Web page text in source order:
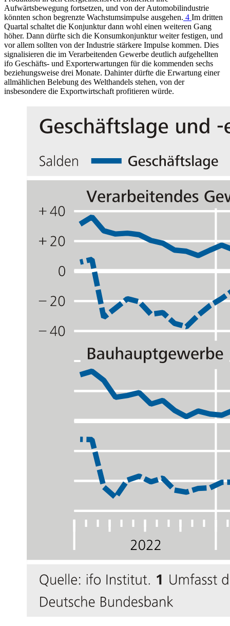
Aufwärtsbewegung fortsetzen, und von der Automobilindustrie
könnten schon begrenzte Wachstumsimpulse ausgehen. 4 Im dritten
Quartal schaltet die Konjunktur dann wohl einen weiteren Gang
höher. Dann dürfte sich die Konsumkonjunktur weiter festigen, und
vor allem sollten von der Industrie stärkere Impulse kommen. Dies
signalisieren die im Verarbeitenden Gewerbe deutlich aufgehellten
ifo Geschäfts- und Exporterwartungen für die kommenden sechs
beziehungsweise drei Monate. Dahinter dürfte die Erwartung einer
allmählichen Belebung des Welthandels stehen, von der
insbesondere die Exportwirtschaft profitieren würde.